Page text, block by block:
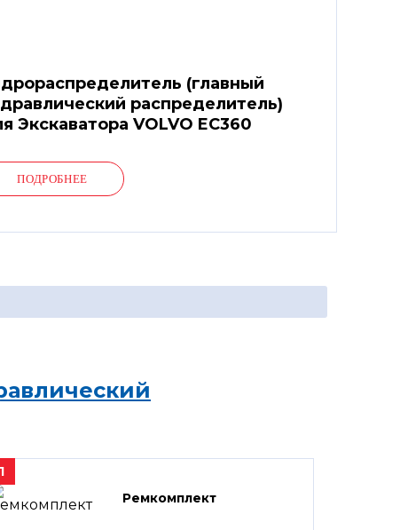
(главный
распределитель)
Экскаватора VOLVO EC360
ПОДРОБНЕЕ
1
Ремкомплект